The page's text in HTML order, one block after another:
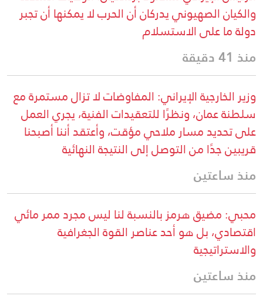
والكيان الصهيوني يدركان أن الحرب لا يمكنها أن تجبر
دولة ما على الاستسلام
منذ 41 دقيقة
وزير الخارجية الإيراني: المفاوضات لا تزال مستمرة مع
سلطنة عمان، ونظرًا للتعقيدات الفنية، يجري العمل
على تحديد مسار ملاحي مؤقت، وأعتقد أننا أصبحنا
قريبين جدًا من التوصل إلى النتيجة النهائية
منذ ساعتين
محبي: مضيق هرمز بالنسبة لنا ليس مجرد ممر مائي
اقتصادي، بل هو أحد عناصر القوة الجغرافية
والاستراتيجية
منذ ساعتين